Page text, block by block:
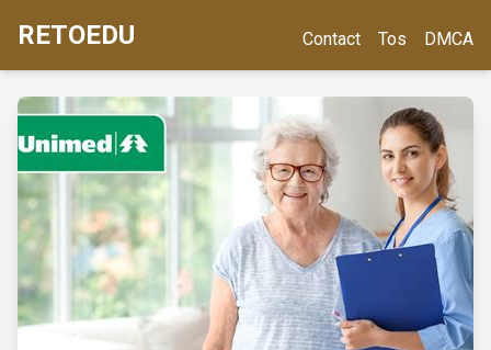
RETOEDU Contact Tos DMCA